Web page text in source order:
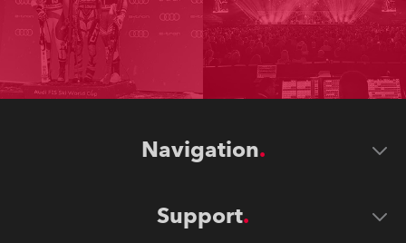
Navigation
Support